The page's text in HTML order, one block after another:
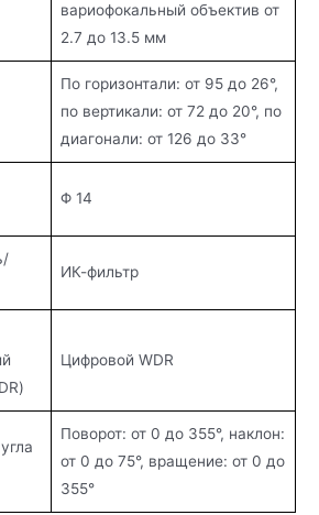
вариофокальный объектив от
2.7 до 13.5 мм
По горизонтали: от 95 до 26°,
по вертикали: от 72 до 20°, по
диагонали: от 126 до 33°
Φ 14
ИК-фильтр
Цифровой WDR
Поворот: от 0 до 355°, наклон:
от 0 до 75°, вращение: от 0 до
355°